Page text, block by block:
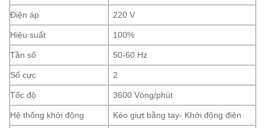
Điện áp 220 V
Hiệu suất 100%
Tần số 50-60 Hz
Số cực 2
Tốc độ 3600 Vòng/phút
Hệ thống khởi động Kéo giựt bằng tay- Khởi động điện